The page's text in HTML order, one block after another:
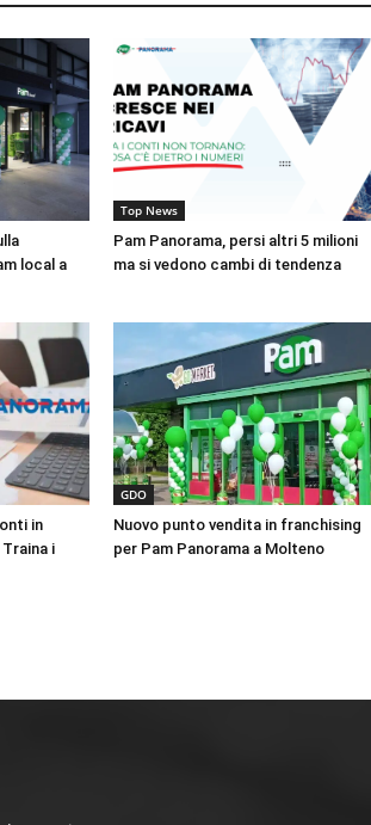
local a
Top News
Pam Panorama, persi altri 5 milioni
ma si vedono cambi di tendenza
in
Traina i
GDO
Nuovo punto vendita in franchising
per Pam Panorama a Molteno